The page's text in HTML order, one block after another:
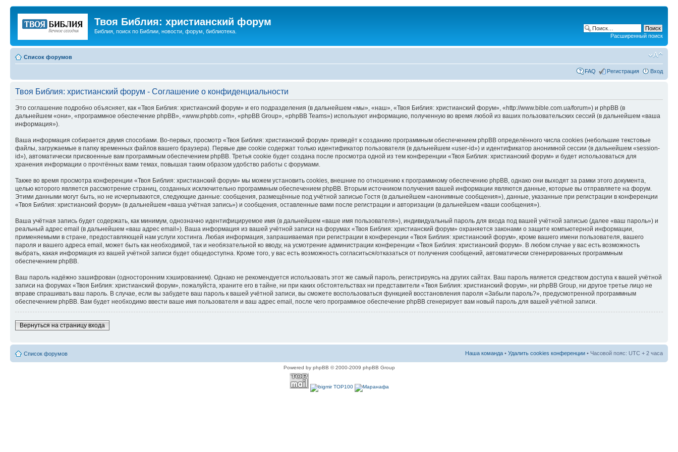
Твоя Библия: христианский форум
Библия, поиск по Библии, новости, форум, библиотека.
Расширенный поиск
Список форумов
FAQ Регистрация Вход
Твоя Библия: христианский форум - Соглашение о конфиденциальности
Это соглашение подробно объясняет, как «Твоя Библия: христианский форум» и его подразделения (в дальнейшем «мы», «наш», «Твоя Библия: христианский форум», «http://www.bible.com.ua/forum») и phpBB (в
дальнейшем «они», «программное обеспечение phpBB», «www.phpbb.com», «phpBB Group», «phpBB Teams») используют информацию, полученную во время любой из ваших пользовательских сессий (в дальнейшем «ваша
информация»).
Ваша информация собирается двумя способами. Во-первых, просмотр «Твоя Библия: христианский форум» приведёт к созданию программным обеспечением phpBB определённого числа cookies (небольшие текстовые
файлы, загружаемые в папку временных файлов вашего браузера). Первые две cookie содержат только идентификатор пользователя (в дальнейшем «user-id») и идентификатор анонимной сессии (в дальнейшем «session-
id»), автоматически присвоенные вам программным обеспечением phpBB. Третья cookie будет создана после просмотра одной из тем конференции «Твоя Библия: христианский форум» и будет использоваться для
хранения информации о прочтённых вами темах, повышая таким образом удобство работы с форумами.
Также во время просмотра конференции «Твоя Библия: христианский форум» мы можем установить cookies, внешние по отношению к программному обеспечению phpBB, однако они выходят за рамки этого документа,
целью которого является рассмотрение страниц, созданных исключительно программным обеспечением phpBB. Вторым источником получения вашей информации являются данные, которые вы отправляете на форум.
Этими данными могут быть, но не исчерпываются, следующие данные: сообщения, размещённые под учётной записью Гостя (в дальнейшем «анонимные сообщения»), данные, указанные при регистрации в конференции
«Твоя Библия: христианский форум» (в дальнейшем «ваша учётная запись») и сообщения, оставленные вами после регистрации и авторизации (в дальнейшем «ваши сообщения»).
Ваша учётная запись будет содержать, как минимум, однозначно идентифицируемое имя (в дальнейшем «ваше имя пользователя»), индивидуальный пароль для входа под вашей учётной записью (далее «ваш пароль») и
реальный адрес email (в дальнейшем «ваш адрес email»). Ваша информация из вашей учётной записи на форумах «Твоя Библия: христианский форум» охраняется законами о защите компьютерной информации,
применяемыми в стране, предоставляющей нам услуги хостинга. Любая информация, запрашиваемая при регистрации в конференции «Твоя Библия: христианский форум», кроме вашего имени пользователя, вашего
пароля и вашего адреса email, может быть как необходимой, так и необязательной ко вводу, на усмотрение администрации конференции «Твоя Библия: христианский форум». В любом случае у вас есть возможность
выбрать, какая информация из вашей учётной записи будет общедоступна. Кроме того, у вас есть возможность согласиться/отказаться от получения сообщений, автоматически сгенерированных программным
обеспечением phpBB.
Ваш пароль надёжно зашифрован (односторонним хэшированием). Однако не рекомендуется использовать этот же самый пароль, регистрируясь на других сайтах. Ваш пароль является средством доступа к вашей учётной
записи на форумах «Твоя Библия: христианский форум», пожалуйста, храните его в тайне, ни при каких обстоятельствах ни представители «Твоя Библия: христианский форум», ни phpBB Group, ни другое третье лицо не
вправе спрашивать ваш пароль. В случае, если вы забудете ваш пароль к вашей учётной записи, вы сможете воспользоваться функцией восстановления пароля «Забыли пароль?», предусмотренной программным
обеспечением phpBB. Вам будет необходимо ввести ваше имя пользователя и ваш адрес email, после чего программное обеспечение phpBB сгенерирует вам новый пароль для вашей учётной записи.
Вернуться на страницу входа
Список форумов Наша команда • Удалить cookies конференции • Часовой пояс: UTC + 2 часа
Powered by phpBB © 2000-2009 phpBB Group